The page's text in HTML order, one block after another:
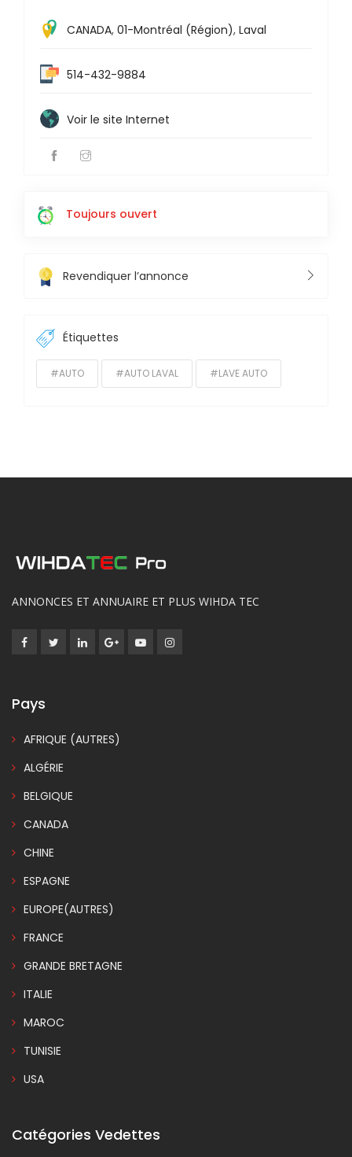
CANADA, 01-Montréal (Région), Laval
514-432-9884
Voir le site Internet
Toujours ouvert
Revendiquer l’annonce
Étiquettes
#AUTO #AUTO LAVAL #LAVE AUTO
ANNONCES ET ANNUAIRE ET PLUS WIHDA TEC
Pays
AFRIQUE (AUTRES)
ALGÉRIE
BELGIQUE
CANADA
CHINE
ESPAGNE
EUROPE(AUTRES)
FRANCE
GRANDE BRETAGNE
ITALIE
MAROC
TUNISIE
USA
Catégories Vedettes